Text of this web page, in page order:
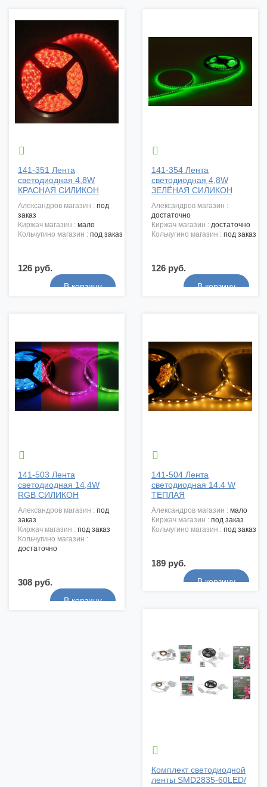

141-351 Лента
светодиодная 4,8W
КРАСНАЯ СИЛИКОН
александров магазин : под
заказ
киржач магазин : мало
кольчугино магазин : под заказ
126 руб.

141-354 Лента
светодиодная 4,8W
ЗЕЛЁНАЯ СИЛИКОН
александров магазин :
достаточно
киржач магазин : достаточно
кольчугино магазин : под заказ
126 руб.

141-503 Лента
светодиодная 14,4W
RGB СИЛИКОН
александров магазин : под
заказ
киржач магазин : под заказ
кольчугино магазин :
достаточно
308 руб.

141-504 Лента
светодиодная 14.4 W
ТЕПЛАЯ
александров магазин : мало
киржач магазин : под заказ
кольчугино магазин : под заказ
189 руб.

Комплект светодиодной
ленты SMD2835-60LED/